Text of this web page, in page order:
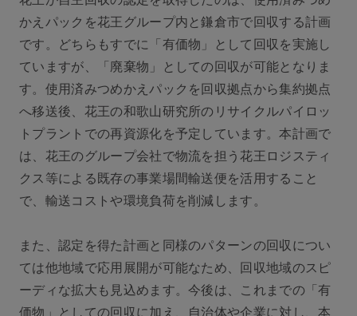
かえパックを花王グループ内と鎌倉市で回収する計画
です。どちらもすでに「有価物」として回収を実施し
ていますが、「廃棄物」としての回収が可能となりま
す。使用済みつめかえパックを回収拠点から集約拠点
へ移送後、花王の和歌山研究所のリサイクルパイロッ
トプラントでの再資源化を予定しています。本計画で
は、花王のグループ会社で物流を担う花王ロジスティ
クス等による既存の事業場間輸送便を活用すること
で、輸送コストや環境負荷を削減します。
また、認定を得た計画と同様のパターンの回収につい
ては他地域で応用展開が可能なため、回収地域のスピ
ーディな拡大も見込めます。今後は、これまでの「有
価物」としての回収に加え、自治体や企業に対し、本